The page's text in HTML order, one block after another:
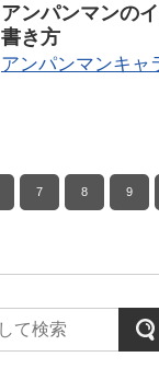
アンパンマンの
書き方
アンパンマンキャ
7 8 9